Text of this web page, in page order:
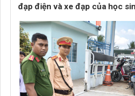
đạp điện và xe đạp của học